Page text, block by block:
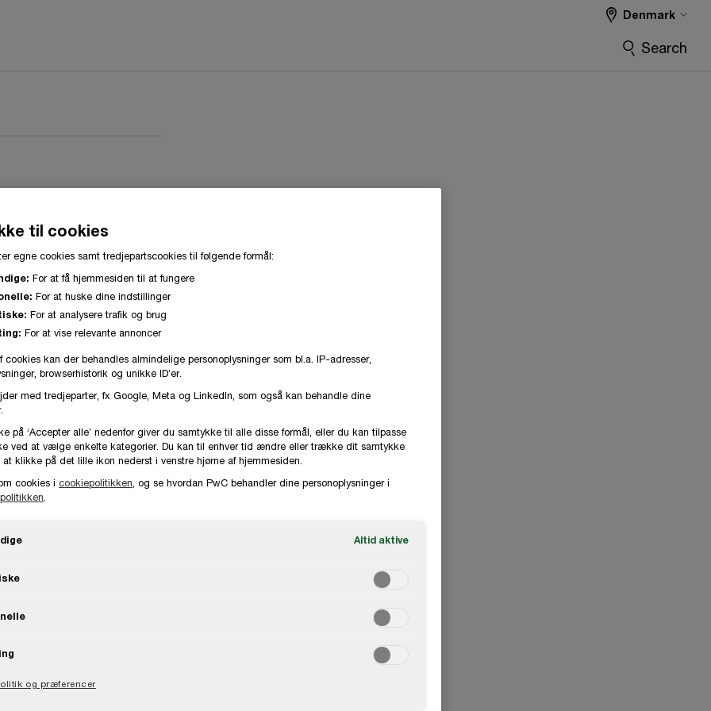
Denmark
Search
til cookies
egne cookies samt tredjepartscookies til følgende formål:
For at få hjemmesiden til at fungere
For at huske dine indstillinger
For at analysere trafik og brug
For at vise relevante annoncer
cookies kan der behandles almindelige personoplysninger som bl.a. IP-adresser,
browserhistorik og unikke ID’er.
med tredjeparter, fx Google, Meta og LinkedIn, som også kan behandle dine
på ‘Accepter alle’ nedenfor giver du samtykke til alle disse formål, eller du kan tilpasse
ved at vælge enkelte kategorier. Du kan til enhver tid ændre eller trække dit samtykke
klikke på det lille ikon nederst i venstre hjørne af hjemmesiden.
cookies i cookiepolitikken , og se hvordan PwC behandler dine personoplysninger i
Altid aktive
og præferencer